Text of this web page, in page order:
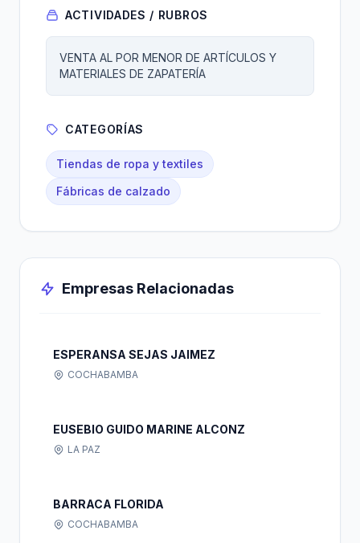
ACTIVIDADES / RUBROS
VENTA AL POR MENOR DE ARTÍCULOS Y
MATERIALES DE ZAPATERÍA
CATEGORÍAS
Tiendas de ropa y textiles
Fábricas de calzado
Empresas Relacionadas
ESPERANSA SEJAS JAIMEZ
COCHABAMBA
EUSEBIO GUIDO MARINE ALCONZ
LA PAZ
BARRACA FLORIDA
COCHABAMBA